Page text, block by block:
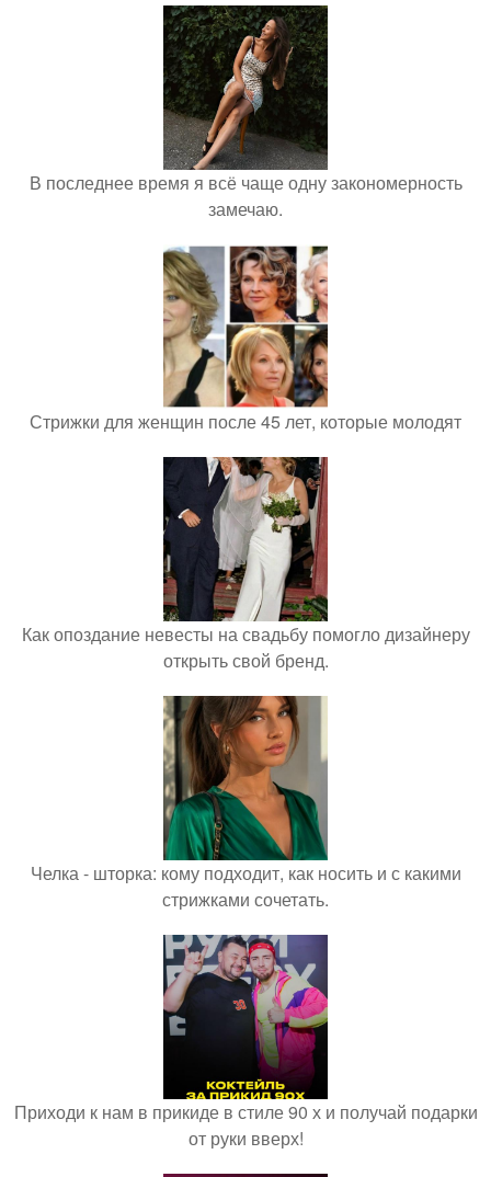
В последнее время я всё чаще одну закономерность
замечаю.
Стрижки для женщин после 45 лет, которые молодят
Как опоздание невесты на свадьбу помогло дизайнеру
открыть свой бренд.
Челка - шторка: кому подходит, как носить и с какими
стрижками сочетать.
Приходи к нам в прикиде в стиле 90 х и получай подарки
от руки вверх!